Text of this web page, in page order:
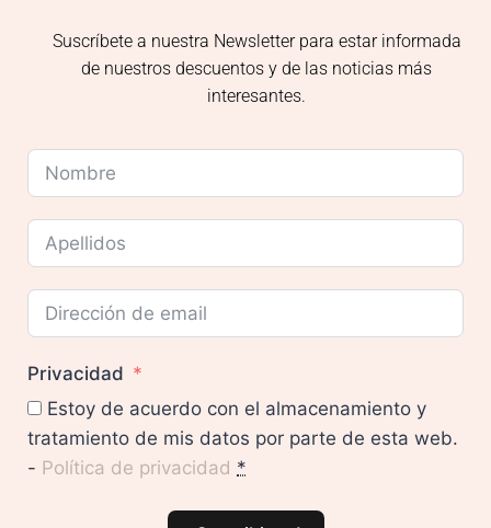
Suscríbete a nuestra Newsletter para estar informada
de nuestros descuentos y de las noticias más
interesantes.
Privacidad
Estoy de acuerdo con el almacenamiento y
tratamiento de mis datos por parte de esta web.
- Política de privacidad *